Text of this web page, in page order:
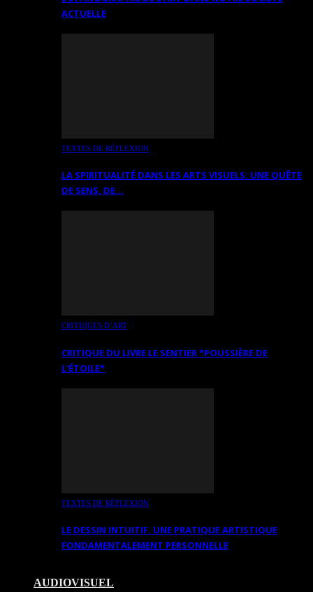
ACTUELLE
TEXTES DE RÉFLEXION
LA SPIRITUALITÉ DANS LES ARTS VISUELS: UNE QUÊTE
DE SENS, DE…
CRITIQUES D’ART
CRITIQUE DU LIVRE LE SENTIER *POUSSIÈRE DE
L’ÉTOILE*
TEXTES DE RÉFLEXION
LE DESSIN INTUITIF. UNE PRATIQUE ARTISTIQUE
FONDAMENTALEMENT PERSONNELLE
AUDIOVISUEL